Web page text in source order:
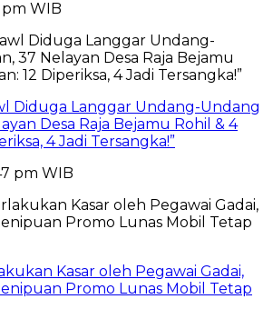
pm WIB
Diduga Langgar Undang-Undang
Desa Raja Bejamu Rohil & 4
4 Jadi Tersangka!”
pm WIB
Kasar oleh Pegawai Gadai,
Promo Lunas Mobil Tetap